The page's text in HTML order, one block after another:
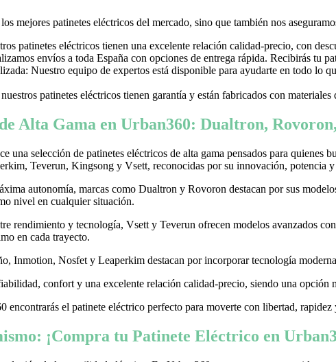
mejores patinetes eléctricos del mercado, sino que también nos
patinetes eléctricos tienen una excelente relación calidad-precio, con
envíos a toda España con opciones de entrega rápida. Recibirás tu
Nuestro equipo de expertos está disponible para ayudarte en todo lo
patinetes eléctricos tienen garantía y están fabricados con
Alta Gama en Urban360: Dualtron,
una selección de patinetes eléctricos de alta gama pensados para
Teverun, Kingsong y Vsett, reconocidas por su innovación, potencia
autonomía, marcas como Dualtron y Rovoron destacan por sus
nivel en cualquier situación.
rendimiento y tecnología, Vsett y Teverun ofrecen modelos avanzados
en cada trayecto.
Inmotion, Nosfet y Leaperkim destacan por incorporar tecnología
confort y una excelente relación calidad-precio, siendo una
encontrarás el patinete eléctrico perfecto para moverte con libertad,
¡Compra tu Patinete Eléctrico en